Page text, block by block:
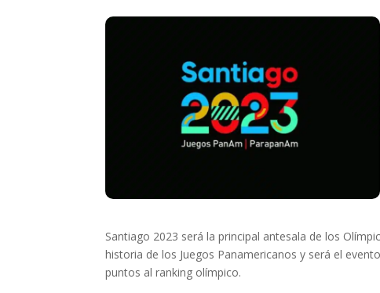
Santiago 2023 será la principal antesala de los
historia de los Juegos Panamericanos y será el
puntos al ranking olímpico.